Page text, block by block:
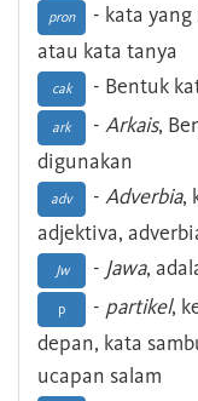
pron
- kata
atau kata tanya
cak - Bentuk
ark - Arkais,
digunakan
adv - Adverbia,
adjektiva,
Jw - Jawa,
p - partikel,
depan, kata
ucapan salam